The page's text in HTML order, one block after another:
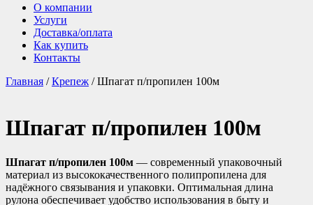
О компании
Услуги
Доставка/оплата
Как купить
Контакты
Главная /Крепеж / Шпагат п/пропилен 100м
Шпагат п/пропилен 100м
Шпагат п/пропилен 100м — современный упаковочный
материал из высококачественного полипропилена для
надёжного связывания и упаковки. Оптимальная длина
рулона обеспечивает удобство использования в быту и